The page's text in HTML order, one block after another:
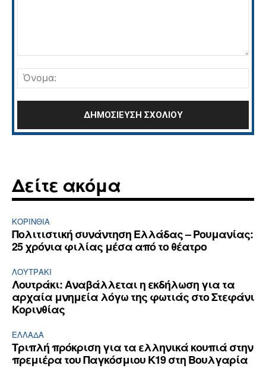
Δείτε ακόμα
ΚΟΡΙΝΘΊΑ
Πολιτιστική συνάντηση Ελλάδας – Ρουμανίας:
25 χρόνια φιλίας μέσα από το θέατρο
ΛΟΥΤΡΆΚΙ
Λουτράκι: Αναβάλλεται η εκδήλωση για τα
αρχαία μνημεία λόγω της φωτιάς στο Στεφάνι
Κορινθίας
ΕΛΛΆΔΑ
Τριπλή πρόκριση για τα ελληνικά κουπιά στην
πρεμιέρα του Παγκόσμιου Κ19 στη Βουλγαρία